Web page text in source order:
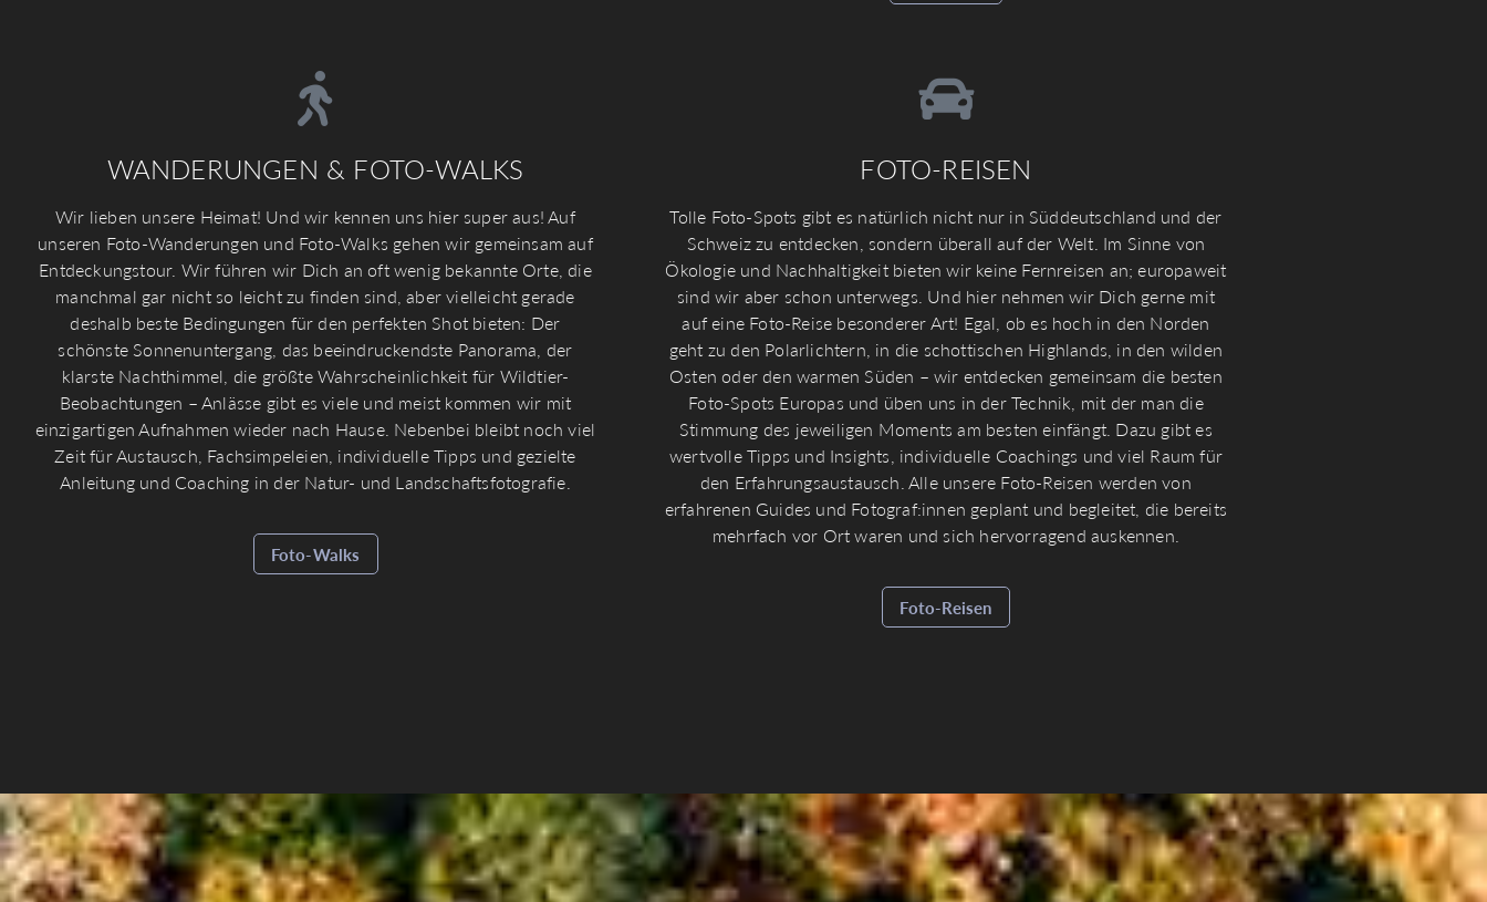
WANDERUNGEN & FOTO-WALKS
Wir lieben unsere Heimat! Und wir kennen uns hier super aus! Auf
unseren Foto-Wanderungen und Foto-Walks gehen wir gemeinsam auf
Entdeckungstour. Wir führen wir Dich an oft wenig bekannte Orte, die
manchmal gar nicht so leicht zu finden sind, aber vielleicht gerade
deshalb beste Bedingungen für den perfekten Shot bieten: Der
schönste Sonnenuntergang, das beeindruckendste Panorama, der
klarste Nachthimmel, die größte Wahrscheinlichkeit für Wildtier-
Beobachtungen – Anlässe gibt es viele und meist kommen wir mit
einzigartigen Aufnahmen wieder nach Hause. Nebenbei bleibt noch viel
Zeit für Austausch, Fachsimpeleien, individuelle Tipps und gezielte
Anleitung und Coaching in der Natur- und Landschaftsfotografie.
Foto-Walks
FOTO-REISEN
Tolle Foto-Spots gibt es natürlich nicht nur in Süddeutschland und der
Schweiz zu entdecken, sondern überall auf der Welt. Im Sinne von
Ökologie und Nachhaltigkeit bieten wir keine Fernreisen an; europaweit
sind wir aber schon unterwegs. Und hier nehmen wir Dich gerne mit
auf eine Foto-Reise besonderer Art! Egal, ob es hoch in den Norden
geht zu den Polarlichtern, in die schottischen Highlands, in den wilden
Osten oder den warmen Süden – wir entdecken gemeinsam die besten
Foto-Spots Europas und üben uns in der Technik, mit der man die
Stimmung des jeweiligen Moments am besten einfängt. Dazu gibt es
wertvolle Tipps und Insights, individuelle Coachings und viel Raum für
den Erfahrungsaustausch. Alle unsere Foto-Reisen werden von
erfahrenen Guides und Fotograf:innen geplant und begleitet, die bereits
mehrfach vor Ort waren und sich hervorragend auskennen.
Foto-Reisen